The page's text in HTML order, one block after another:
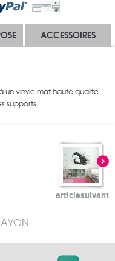
ACCESSOIRES
un vinyle mat haute qualité.
supports.
articlesuivant